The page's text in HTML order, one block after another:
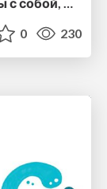
Техники структурирования беседы с собой, заказчиком и командо
0 230